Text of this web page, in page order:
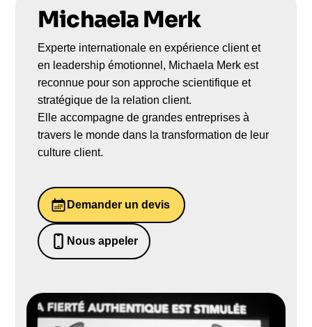
Michaela Merk
Experte internationale en expérience client et
en leadership émotionnel, Michaela Merk est
reconnue pour son approche scientifique et
stratégique de la relation client.
Elle accompagne de grandes entreprises à
travers le monde dans la transformation de leur
culture client.
Demander un devis
Nous appeler
0652698481